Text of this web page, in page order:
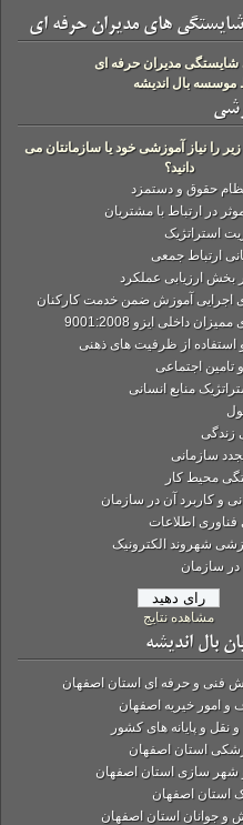
های مدیران حرفه ای
مدیران حرفه ای
بال اندیشه
را نیاز آموزشی خود یا سازمانتان می
دانید؟
حقوق و دستمزد
ارتباط با مشتریان
جمعی
ارزیابی عملکرد
آموزش ضمن خدمت کارکنان
ایزو 9001:2008
از ظرفیت های ذهنی
اجتماعی
منابع انسانی
محیط کار
آن در سازمان
اطلاعات
شهروند الکترونیک
مشاهده نتایج
اندیشه
و حرفه ای استان اصفهان
خیریه اصفهان
و پایانه های کشور
استان اصفهان
سازی استان اصفهان
اصفهان
استان اصفهان